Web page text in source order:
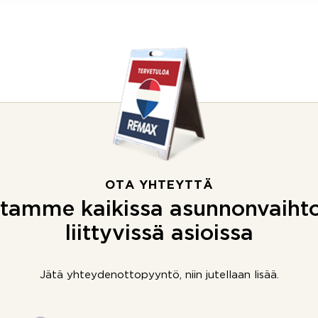
OTA YHTEYTTÄ
kaikissa
liittyvissä asioissa
Jätä yhteydenottopyyntö, niin jutellaan lisää.